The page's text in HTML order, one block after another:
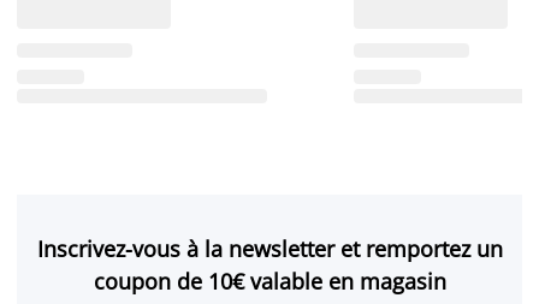
Inscrivez-vous à la newsletter et remportez un
coupon de 10€ valable en magasin